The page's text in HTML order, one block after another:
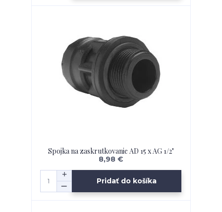
Spojka na zaskrutkovanie AD 15 x AG 1/2"
8,98 €
Pridať do košíka